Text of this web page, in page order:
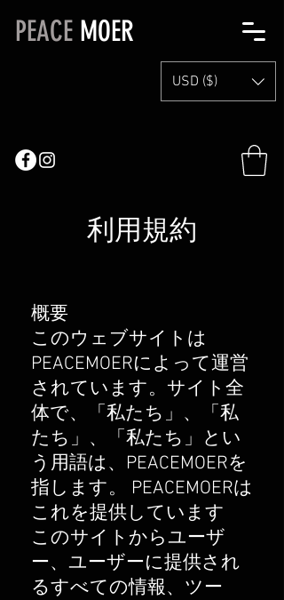
PEACE MOER
USD ($)
利用規約
概要
このウェブサイトは
PEACEMOERによって運営
されています。サイト全
体で、「私たち」、「私
たち」、「私たち」とい
う用語は、PEACEMOERを
指します。 PEACEMOERは
これを提供しています
このサイトからユーザ
ー、ユーザーに提供され
るすべての情報、ツー